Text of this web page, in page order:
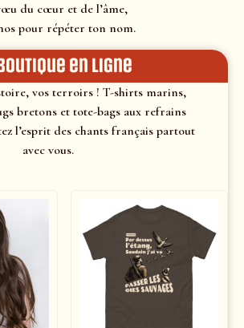
du cœur et de l’âme,
pour répéter ton nom.
en ligne
vos terroirs ! T-shirts marins,
bretons et tote-bags aux refrains
l’esprit des chants français partout
avec vous.